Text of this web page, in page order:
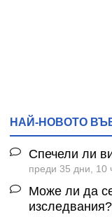
НАЙ-НОВОТО
Спечели ли
преди 35 дни, 10
Може ли да
изследвания?